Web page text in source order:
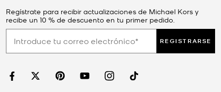
Regístrate para recibir actualizaciones de Michael Kors y
recibe un 10 % de descuento en tu primer pedido.
REGISTRARSE